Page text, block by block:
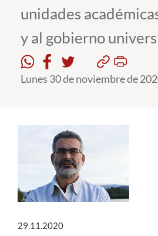
Funcionarios
Alumni
English
unidades
y al gobierno
Lunes 30 de noviembre de
29.11.2020